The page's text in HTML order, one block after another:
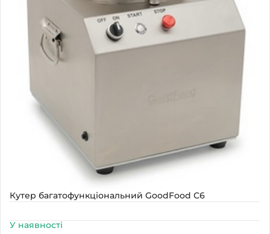
Кутер багатофункціональний GoodFood С6
У наявності